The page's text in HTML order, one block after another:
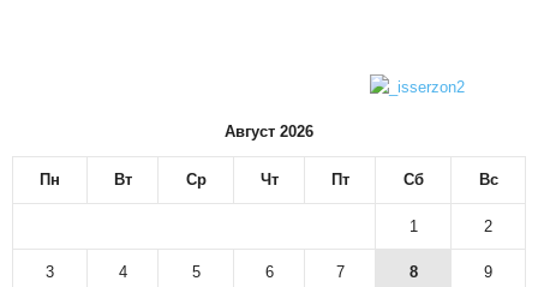
Август 2026
Пн Вт Ср Чт Пт Сб Вс
1 2
3 4 5 6 7 8 9